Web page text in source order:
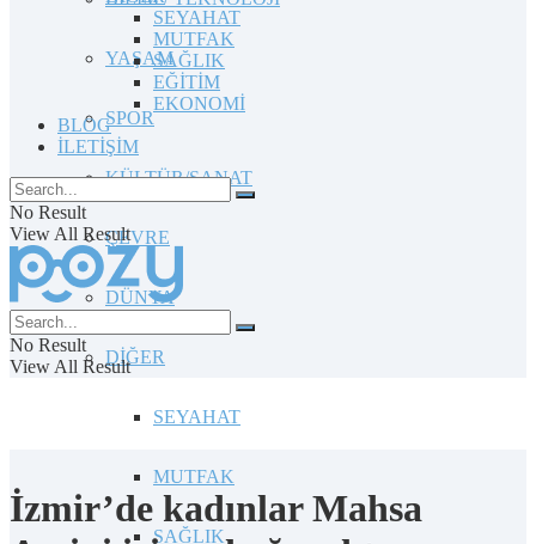
YAŞAM
SPOR
KÜLTÜR/SANAT
ÇEVRE
DÜNYA
DİĞER
SEYAHAT
MUTFAK
SAĞLIK
SEYAHAT
MUTFAK
SAĞLIK
EĞİTİM
EKONOMİ
BLOG
İLETİŞİM
No Result
View All Result
No Result
View All Result
İzmir’de kadınlar Mahsa